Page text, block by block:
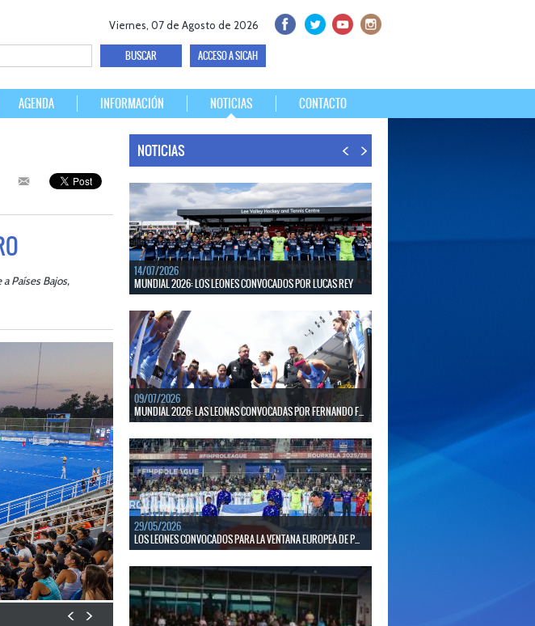
Viernes, 07 de Agosto de 2026
ACCESO A SICAH
AGENDA INFORMACIÓN NOTICIAS CONTACTO
Países Bajos,
NOTICIAS
14/07/2026
MUNDIAL 2026: LOS LEONES CONVOCADOS POR LUCAS REY
Bélgica.
LEER MÁS
09/07/2026
MUNDIAL 2026: LAS LEONAS CONVOCADAS POR FERNANDO F...
Bajos y Bélgica.
LEER MÁS
29/05/2026
LOS LEONES CONVOCADOS PARA LA VENTANA EUROPEA DE P...
ventanas de Pro League 2025-26 en Inglaterra y Alemania.
LEER MÁS